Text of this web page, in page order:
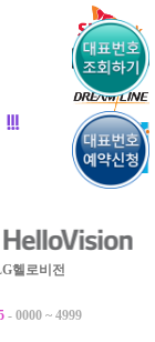
!!!
헬로비전
- 0000 ~ 4999